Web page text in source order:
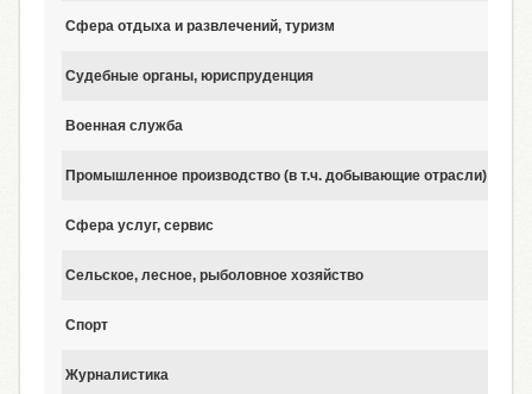
Сфера отдыха и развлечений, туризм
Судебные органы, юриспруденция
Военная служба
Промышленное производство (в т.ч. добывающие отрасли)
Сфера услуг, сервис
Сельское, лесное, рыболовное хозяйство
Спорт
Журналистика